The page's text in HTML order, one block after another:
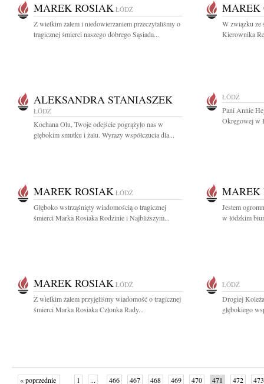
MAREK ROSIAK ŁÓDŹ
Z wielkim żalem i niedowierzaniem przeczytaliśmy o
tragicznej śmierci naszego dobrego Sąsiada...
MAREK
W związku ze
Kierownika
ALEKSANDRA STANIASZEK
ŁÓDŹ
Kochana Olu, Twoje odejście pogrążyło nas w
głębokim smutku i żalu. Wyrazy współczucia dla...
ŁÓDŹ
Pani Annie
Okręgowej w
MAREK ROSIAK ŁÓDŹ
Głęboko wstrząśnięty wiadomością o tragicznej
śmierci Marka Rosiaka Rodzinie i Najbliższym...
MAREK
Jestem
w łódzkim
MAREK ROSIAK ŁÓDŹ
Z wielkim żalem przyjęliśmy wiadomość o tragicznej
śmierci Marka Rosiaka Członka Rady...
ŁÓDŹ
Drogiej
głębokiego
« poprzednie 1 ... 466 467 468 469 470 471 472 473